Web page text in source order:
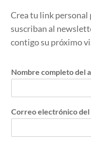
Crea tu link personal
suscriban al
contigo su próximo
Nombre completo del
Correo electrónico del